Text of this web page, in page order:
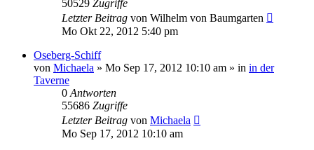
50529 Zugriffe
Letzter Beitrag von Wilhelm von Baumgarten
Mo Okt 22, 2012 5:40 pm
Oseberg-Schiff
von Michaela » Mo Sep 17, 2012 10:10 am » in in der
Taverne
0 Antworten
55686 Zugriffe
Letzter Beitrag von Michaela
Mo Sep 17, 2012 10:10 am